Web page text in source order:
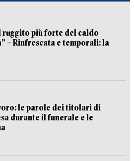
ruggito più forte del caldo
– Rinfrescata e temporali: la
le parole dei titolari di
durante il funerale e le